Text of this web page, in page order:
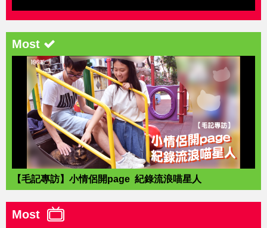
Most
【毛記專訪】小情侶開page 紀錄流浪喵星人
Most